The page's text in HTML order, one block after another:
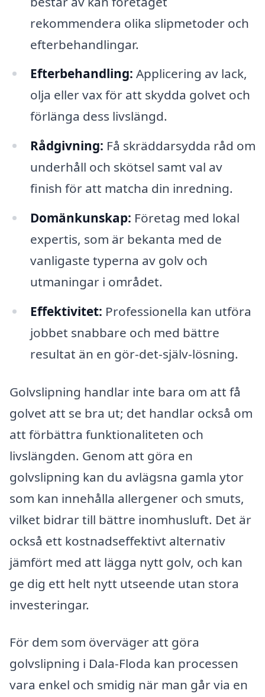
rekommendera olika slipmetoder och
efterbehandlingar.
Efterbehandling: Applicering av lack,
olja eller vax för att skydda golvet och
förlänga dess livslängd.
Rådgivning: Få skräddarsydda råd om
underhåll och skötsel samt val av
finish för att matcha din inredning.
Domänkunskap: Företag med lokal
expertis, som är bekanta med de
vanligaste typerna av golv och
utmaningar i området.
Effektivitet: Professionella kan utföra
jobbet snabbare och med bättre
resultat än en gör-det-själv-lösning.
Golvslipning handlar inte bara om att få
golvet att se bra ut; det handlar också om
att förbättra funktionaliteten och
livslängden. Genom att göra en
golvslipning kan du avlägsna gamla ytor
som kan innehålla allergener och smuts,
vilket bidrar till bättre inomhusluft. Det är
också ett kostnadseffektivt alternativ
jämfört med att lägga nytt golv, och kan
ge dig ett helt nytt utseende utan stora
investeringar.
För dem som överväger att göra
golvslipning i Dala-Floda kan processen
vara enkel och smidig när man går via en